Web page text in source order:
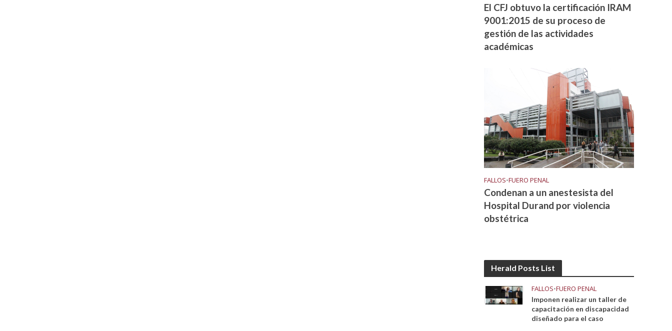
El CFJ obtuvo la certificación IRAM
9001:2015 de su proceso de
gestión de las actividades
académicas
FALLOS•FUERO PENAL
Condenan a un anestesista del
Hospital Durand por violencia
obstétrica
Herald Posts List
FALLOS•FUERO PENAL
Imponen realizar un taller de
capacitación en discapacidad
diseñado para el caso